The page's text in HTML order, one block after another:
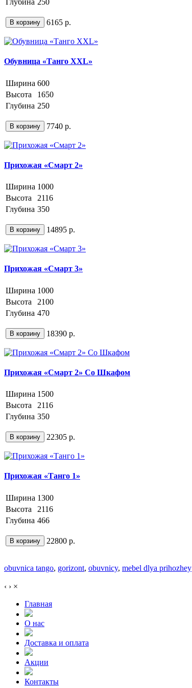
Глубина 250
В корзину 6165 р.
Обувница «Танго XXL»
Ширина 600
Высота
1650
Глубина 250
В корзину 7740 р.
Прихожая «Смарт 2»
Ширина 1000
Высота
2116
Глубина 350
В корзину 14895 р.
Прихожая «Смарт 3»
Ширина 1000
Высота
2100
Глубина 470
В корзину 18390 р.
Прихожая «Смарт 2» Со Шкафом
Ширина 1500
Высота
2116
Глубина 350
В корзину 22305 р.
Прихожая «Танго 1»
Ширина 1300
Высота
2116
Глубина 466
В корзину 22800 р.
obuvnica tango, gorizont, obuvnicy, mebel dlya prihozhey
‹ › ×
Главная
О нас
Доставка и оплата
Акции
Контакты